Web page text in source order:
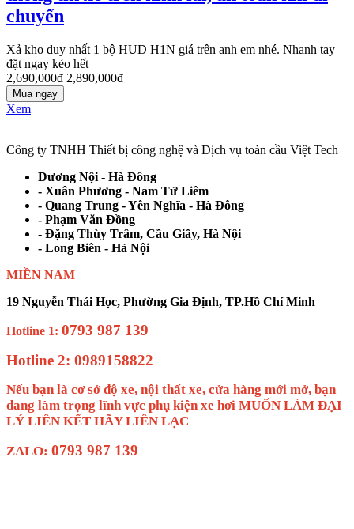
chuyển
Xả kho duy nhất 1 bộ HUD H1N giá trên anh em nhé. Nhanh tay
đặt ngay kẻo hết
2,690,000đ 2,890,000đ
Mua ngay
Xem
Công ty TNHH Thiết bị công nghệ và Dịch vụ toàn cầu Việt Tech
Dương Nội - Hà Đông
- Xuân Phương - Nam Từ Liêm
- Quang Trung - Yên Nghĩa - Hà Đông
- Phạm Văn Đồng
- Đặng Thùy Trâm, Cầu Giấy, Hà Nội
- Long Biên - Hà Nội
MIỀN NAM
19 Nguyễn Thái Học, Phường Gia Định, TP.Hồ Chí Minh
Hotline 1: 0793 987 139
Hotline 2: 0989158822
Nếu bạn là cơ sở độ xe, nội thất xe, cửa hàng mới mở, bạn
đang làm trọng lĩnh vực phụ kiện xe hơi MUỐN LÀM ĐẠI
LÝ LIÊN KẾT HÃY LIÊN LẠC
ZALO: 0793 987 139